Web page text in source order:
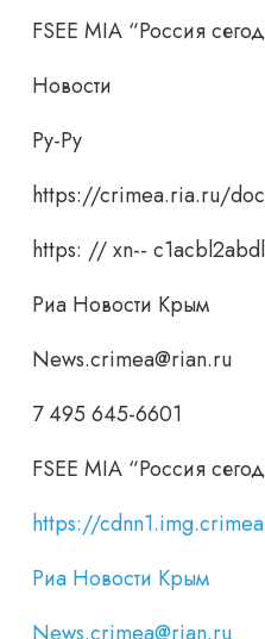
FSEE MIA “Россия
Новости
Ру-Ру
https://crimea.ria.ru/
https: // xn--
Риа Новости Крым
News.crimea@rian.ru
7 495 645-6601
FSEE MIA “Россия
https://
Риа Новости Крым
News.crimea@rian.ru